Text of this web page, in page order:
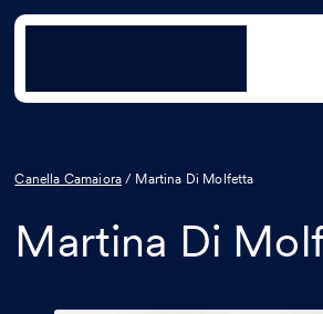
Canella Camaiora / Martina Di Molfetta
Martina Di